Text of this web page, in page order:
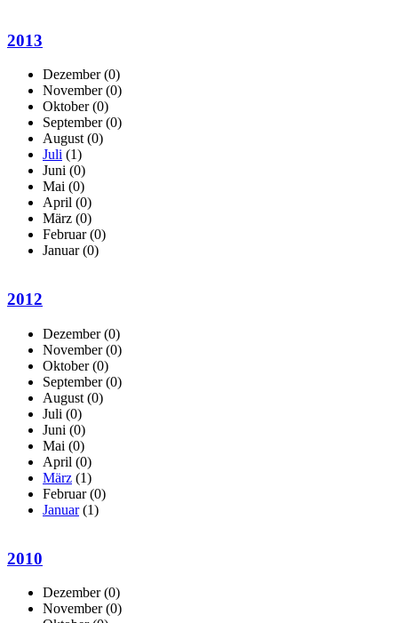
2013
Dezember(0)
November(0)
Oktober(0)
September(0)
August (0)
Juli (1)
Juni (0)
Mai (0)
April (0)
März (0)
Februar(0)
Januar(0)
2012
Dezember(0)
November(0)
Oktober(0)
September(0)
August (0)
Juli (0)
Juni (0)
Mai (0)
April (0)
März (1)
Februar(0)
Januar (1)
2010
Dezember(0)
November(0)